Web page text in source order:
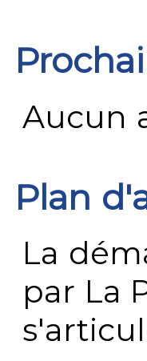
Aucun
Plan
La
par La